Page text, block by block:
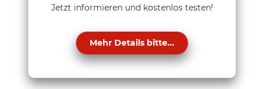
Jetzt informieren und kostenlos testen!
Mehr Details bitte...